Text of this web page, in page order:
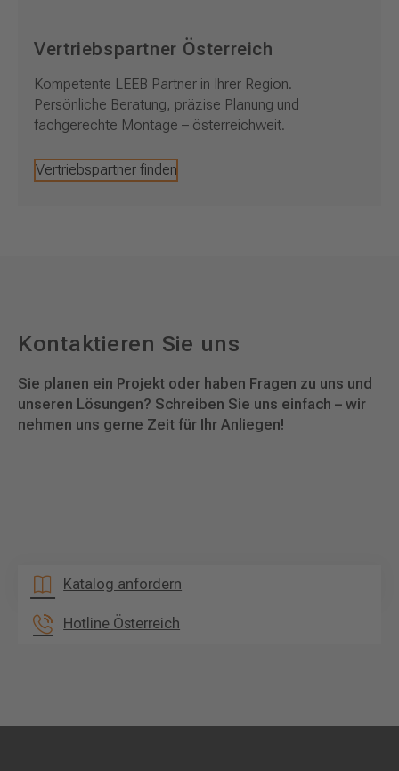
Vertriebspartner Österreich
Kompetente LEEB Partner in Ihrer Region.
Persönliche Beratung, präzise Planung und
fachgerechte Montage – österreichweit.
Vertriebspartner finden
Kontaktieren Sie uns
Sie planen ein Projekt oder haben Fragen zu uns und
unseren Lösungen? Schreiben Sie uns einfach – wir
nehmen uns gerne Zeit für Ihr Anliegen!
Katalog anfordern
Hotline Österreich